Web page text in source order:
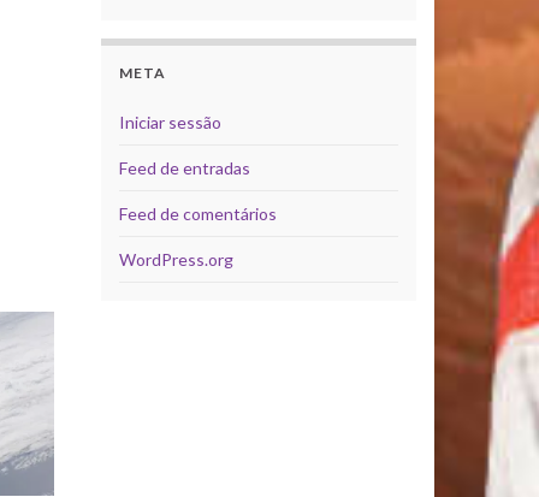
META
Iniciar sessão
Feed de entradas
Feed de comentários
WordPress.org